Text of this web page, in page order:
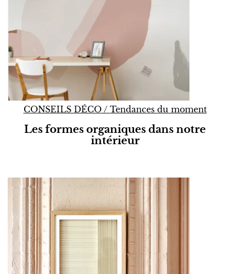
CONSEILS DÉCO/ Tendances du moment
Les formes organiques dans notre
intérieur